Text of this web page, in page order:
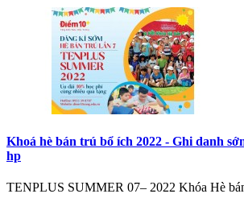
Khoá hè bán trú bổ ích 2022 - Ghi danh
hp
TENPLUS SUMMER 07– 2022 Khóa Hè